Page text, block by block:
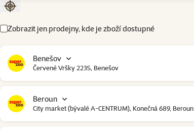
Seřadit podle aktuální polohy
Zobrazit jen prodejny, kde je zboží dostupné
Benešov
Červené Vršky 2235, Benešov
Beroun
City market (bývalé A-CENTRUM), Konečná 689, Beroun